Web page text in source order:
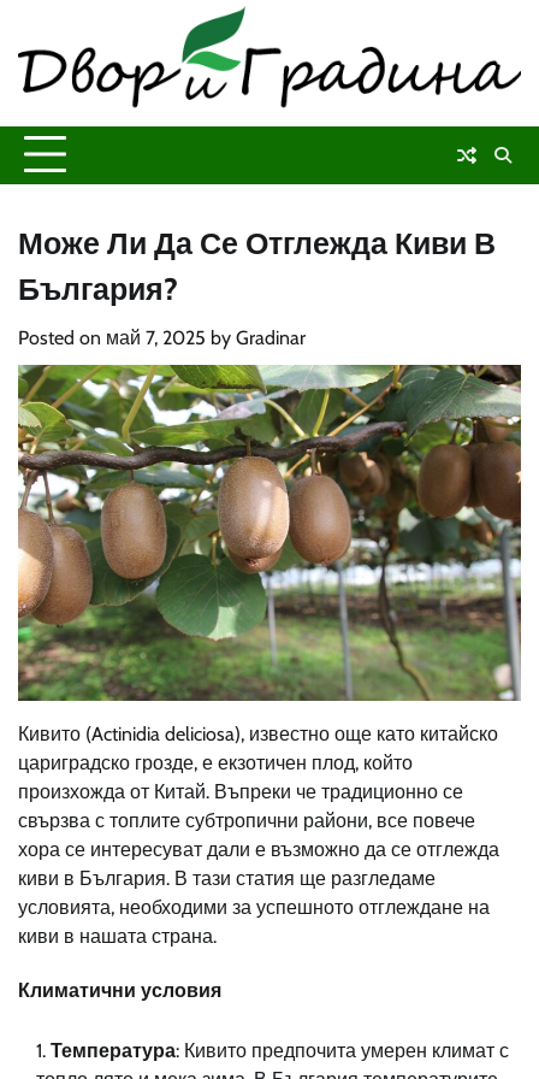
content
Може Ли Да Се Отглежда Киви В
България?
Posted on май 7, 2025 by Gradinar
Кивито (Actinidia deliciosa), известно още като китайско
цариградско грозде, е екзотичен плод, който
произхожда от Китай. Въпреки че традиционно се
свързва с топлите субтропични райони, все повече
хора се интересуват дали е възможно да се отглежда
киви в България. В тази статия ще разгледаме
условията, необходими за успешното отглеждане на
киви в нашата страна.
Климатични условия
Температура: Кивито предпочита умерен климат с